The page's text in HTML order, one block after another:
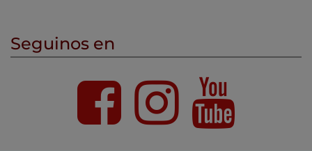
Seguinos en